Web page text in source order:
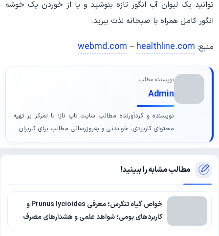
توانید یک لیوان آب انگور تازه بنوشید و یا از خوردن یک خوشه
انگور کامل همراه با صبحانه لذت ببرید.
منبع: webmd.com – healthline.com
نویسنده مطلب
Admin
نویسنده و گردآورنده مطالب سایت تاپ ناز؛ با تمرکز بر تهیه
محتوای کاربردی، خواندنی و به‌روزرسانی مطالب برای کاربران.
مطالب مشابه را ببینید!
خواص گیاه تنگرس؛ معرفی Prunus lycioides و
کاربردهای بومی؛ شواهد علمی و هشدارهای مصرف